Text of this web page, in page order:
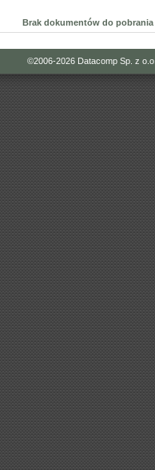
Brak dokumentów do pobrania
©2006-2026 Datacomp Sp. z o.o.